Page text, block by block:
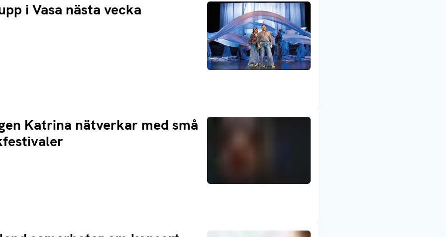
i Vasa nästa vecka
Katrina nätverkar med små